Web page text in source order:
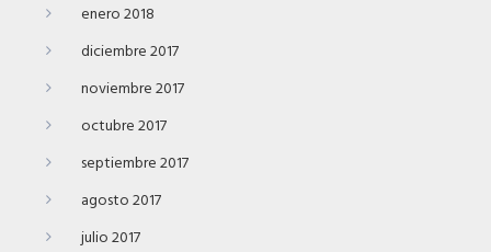
enero 2018
diciembre 2017
noviembre 2017
octubre 2017
septiembre 2017
agosto 2017
julio 2017